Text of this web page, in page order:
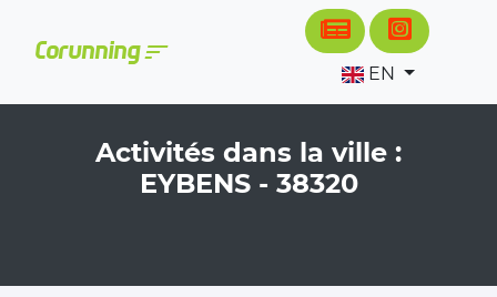
Corunningsort
EN
Activités dans la ville :
EYBENS - 38320